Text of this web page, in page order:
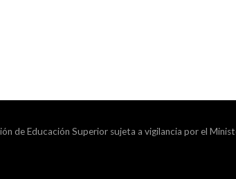
de Educación Superior sujeta a vigilancia por el